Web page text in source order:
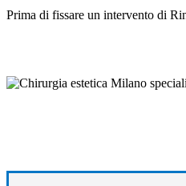
Prima di fissare un intervento di